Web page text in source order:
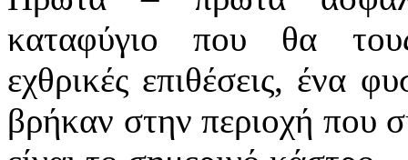
καταφύγιο που θα
εχθρικές επιθέσεις, ένα
βρήκαν στην περιοχή που